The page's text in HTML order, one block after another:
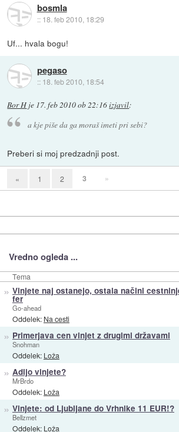
bosmla
:: 18. feb 2010, 18:29
Uf... hvala bogu!
pegaso
:: 18. feb 2010, 18:54
Bor H je 17. feb 2010 ob 22:16izjavil:
a kje piše da ga moraš imeti pri sebi?
Preberi si moj predzadnji post.
« 1 2 3 »
Vredno ogleda ...
Tema
» Vinjete naj ostanejo, ostala načini
fer
Go-ahead
Oddelek: Na cesti
» Primerjava cen vinjet z drugimi državami
Snohman
Oddelek: Loža
» Adijo vinjete?
MrBrdo
Oddelek: Loža
» Vinjete: od Ljubljane do Vrhnike 11 EUR!?
Bellzmet
Oddelek: Loža